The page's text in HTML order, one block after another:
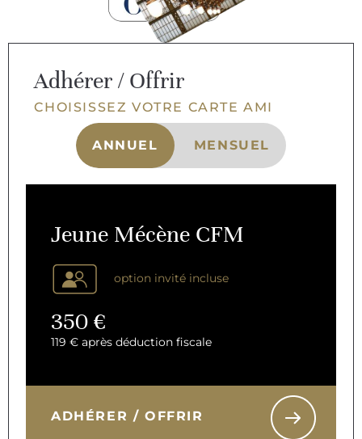
Adhérer / Offrir
CHOISISSEZ VOTRE CARTE AMI
ANNUEL MENSUEL
Jeune Mécène CFM
option invité incluse
350 €
119 € après déduction fiscale
ADHÉRER / OFFRIR